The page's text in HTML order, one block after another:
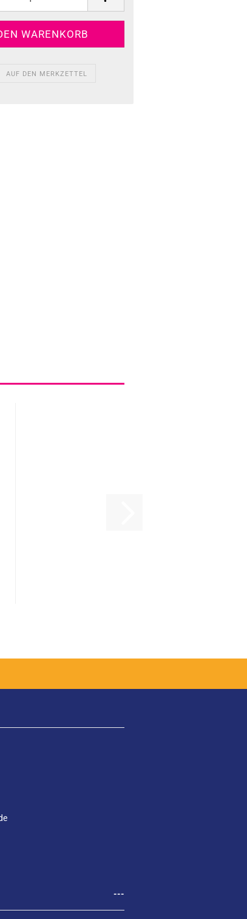
AUF DEN MERKZETTEL
---